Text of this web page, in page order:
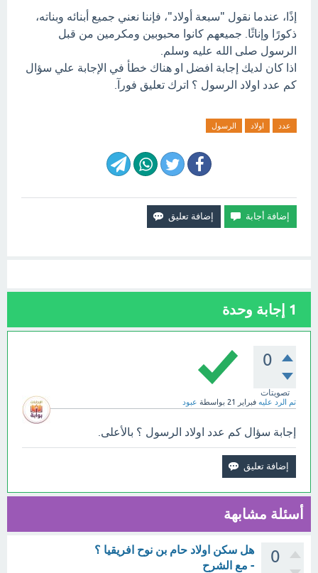
إذًا، عندما نقول "سبعة أولاد"، فإننا نعني جميع أبنائه وبناته،
ذكورًا وإناثًا. جميعهم كانوا محبوبين ومكرمين من قبل
الرسول صلى الله عليه وسلم.
اذا كان لديك إجابة افضل او هناك خطأ في الإجابة علي سؤال
كم عدد اولاد الرسول ؟ اترك تعليق فورآ.
عدد اولاد الرسول
1 إجابة وحدة
0
تصويتات
تم الرد عليه فبراير 21 بواسطة عبود
إجابة سؤال كم عدد اولاد الرسول ؟ بالأعلى.
أسئلة مشابهة
0
هل سكن اولاد حام بن نوح افريقيا ؟
- مع الشرح